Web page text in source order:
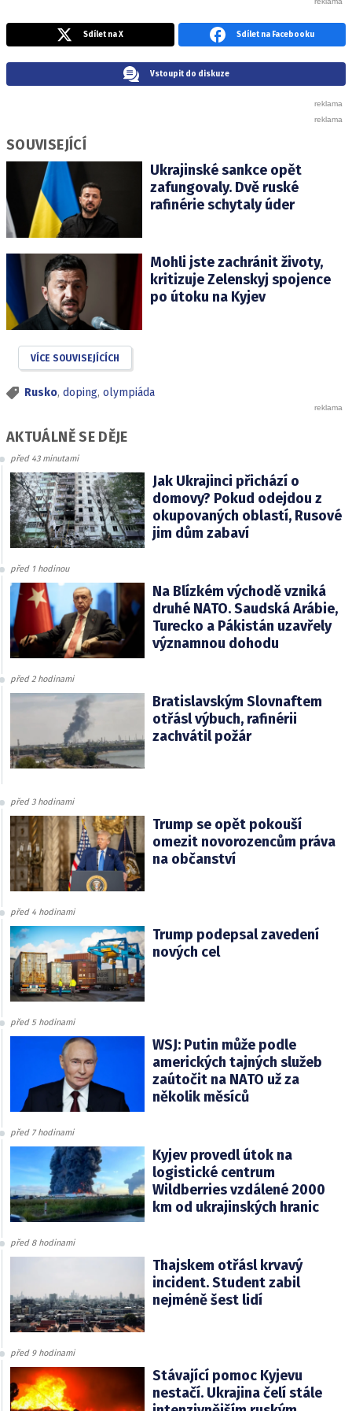
Sdílet na X Sdílet na Facebooku
Vstoupit do diskuze
SOUVISEJÍCÍ
Ukrajinské sankce opět
zafungovaly. Dvě ruské
rafinérie schytaly úder
Mohli jste zachránit životy,
kritizuje Zelenskyj spojence
po útoku na Kyjev
VÍCE SOUVISEJÍCÍCH
Rusko, doping, olympiáda
AKTUÁLNĚ SE DĚJE
před 43 minutami
Jak Ukrajinci přichází o
domovy? Pokud odejdou z
okupovaných oblastí, Rusové
jim dům zabaví
před 1 hodinou
Na Blízkém východě vzniká
druhé NATO. Saudská Arábie,
Turecko a Pákistán uzavřely
významnou dohodu
před 2 hodinami
Bratislavským Slovnaftem
otřásl výbuch, rafinérii
zachvátil požár
před 3 hodinami
Trump se opět pokouší
omezit novorozencům práva
na občanství
před 4 hodinami
Trump podepsal zavedení
nových cel
před 5 hodinami
WSJ: Putin může podle
amerických tajných služeb
zaútočit na NATO už za
několik měsíců
před 7 hodinami
Kyjev provedl útok na
logistické centrum
Wildberries vzdálené 2000
km od ukrajinských hranic
před 8 hodinami
Thajskem otřásl krvavý
incident. Student zabil
nejméně šest lidí
před 9 hodinami
Stávající pomoc Kyjevu
nestačí. Ukrajina čelí stále